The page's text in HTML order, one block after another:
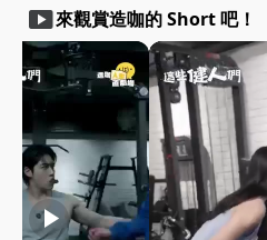
smart_display來觀賞造咖的 Short 吧！
play_arrow play_arrow